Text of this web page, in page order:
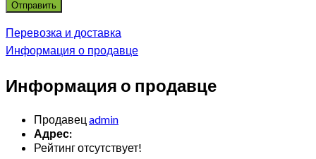
Перевозка и доставка
Информация о продавце
Информация о продавце
Продавец admin
Адрес:
Рейтинг отсутствует!